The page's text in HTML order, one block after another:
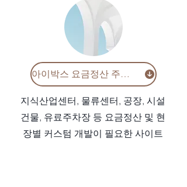
아이박스 요금정산 주차장
​지식산업센터, 물류센터, 공장, 시설
건물, 유료주차장 등 요금정산 및 현
장별 커스텀 개발이 필요한 사이트